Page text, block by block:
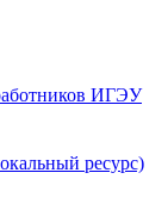
ИГЭУ
ресурс)